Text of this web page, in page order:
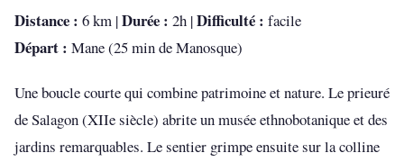
Distance : 6 km |Durée : 2h |Difficulté : facile
Départ : Mane (25 min de Manosque)
Une boucle courte qui combine patrimoine et nature. Le prieuré
de Salagon (XIIe siècle) abrite un musée ethnobotanique et des
jardins remarquables. Le sentier grimpe ensuite sur la colline